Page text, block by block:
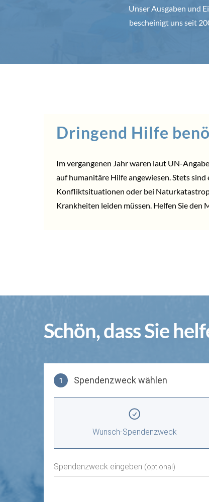
Unser Ausgaben und
bescheinigt uns seit
Dringend Hilfe
Im vergangenen Jahr waren laut UN-
auf humanitäre Hilfe angewiesen. Stets
Konfliktsituationen oder bei
Krankheiten leiden müssen. Helfen Sie den
Schön, dass Sie
1 Spendenzweck wählen
Wunsch-Spendenzweck
Spendenzweck eingeben (optional)